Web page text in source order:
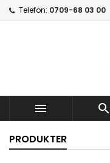
Telefon: 0709-68 03 00
 
PRODUKTER